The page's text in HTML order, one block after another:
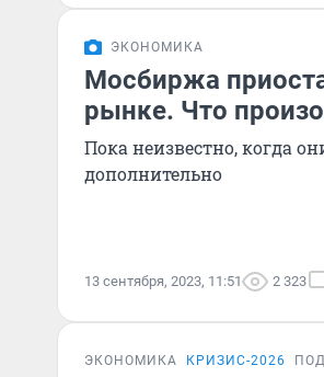
ЭКОНОМИКА
Мосбиржа
рынке. Что
Пока неизвестно, когда
дополнительно
13 сентября, 2023, 11:51 2 323
ЭКОНОМИКА КРИЗИС-2026